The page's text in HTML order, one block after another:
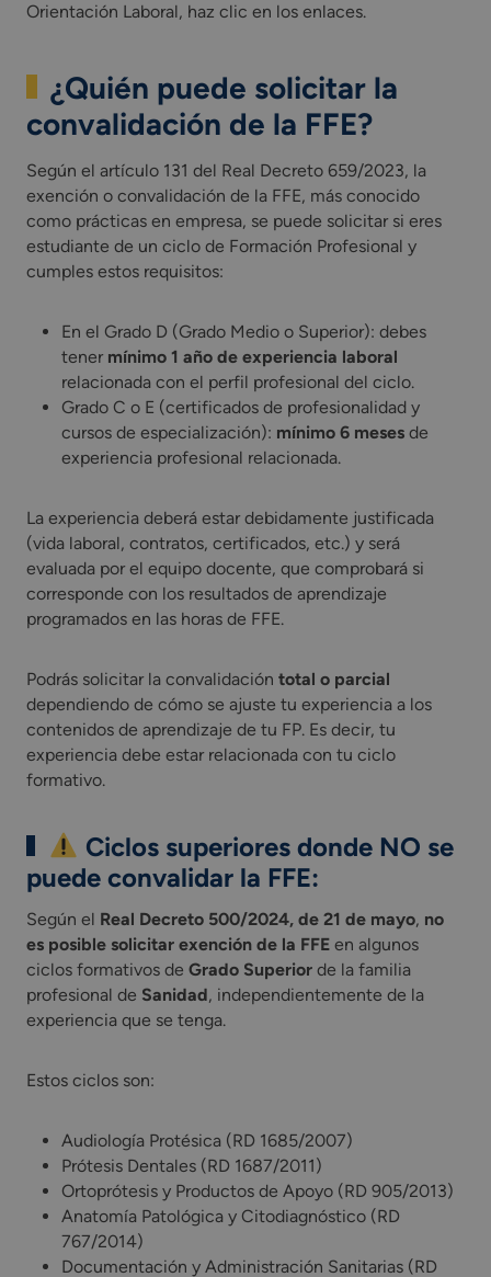
Orientación Laboral, haz clic en los enlaces.
¿Quién puede solicitar la
convalidación de la FFE?
Según el artículo 131 del Real Decreto 659/2023, la
exención o convalidación de la FFE, más conocido
como prácticas en empresa, se puede solicitar si eres
estudiante de un ciclo de Formación Profesional y
cumples estos requisitos:
En el Grado D (Grado Medio o Superior): debes
tener mínimo 1 año de experiencia laboral
relacionada con el perfil profesional del ciclo.
Grado C o E (certificados de profesionalidad y
cursos de especialización): mínimo 6 meses de
experiencia profesional relacionada.
La experiencia deberá estar debidamente justificada
(vida laboral, contratos, certificados, etc.) y será
evaluada por el equipo docente, que comprobará si
corresponde con los resultados de aprendizaje
programados en las horas de FFE.
Podrás solicitar la convalidación total o parcial
dependiendo de cómo se ajuste tu experiencia a los
contenidos de aprendizaje de tu FP. Es decir, tu
experiencia debe estar relacionada con tu ciclo
formativo.
Ciclos superiores donde NO se
puede convalidar la FFE:
Según el Real Decreto 500/2024, de 21 de mayo, no
es posible solicitar exención de la FFE en algunos
ciclos formativos de Grado Superior de la familia
profesional de Sanidad, independientemente de la
experiencia que se tenga.
Estos ciclos son:
Audiología Protésica (RD 1685/2007)
Prótesis Dentales (RD 1687/2011)
Ortoprótesis y Productos de Apoyo (RD 905/2013)
Anatomía Patológica y Citodiagnóstico (RD
767/2014)
Documentación y Administración Sanitarias (RD